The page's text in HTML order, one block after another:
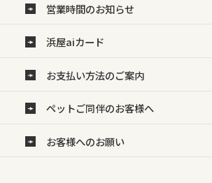
営業時間のお知らせ
浜屋aiカード
お支払い方法のご案内
ペットご同伴のお客様へ
お客様へのお願い